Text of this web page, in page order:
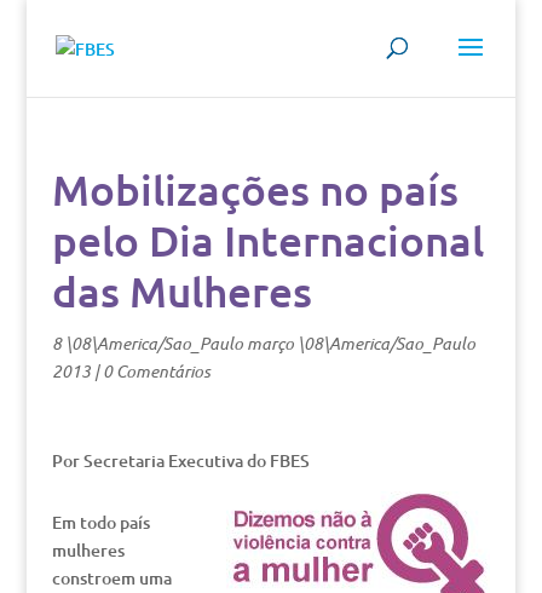
Mobilizações no país
pelo Dia Internacional
das Mulheres
8 \08\America/Sao_Paulo março \08\America/Sao_Paulo
2013|0 Comentários
Por Secretaria Executiva do FBES
Em todo país
mulheres
constroem uma